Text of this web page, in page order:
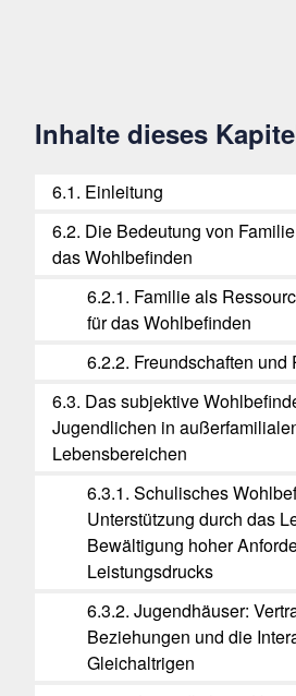
Inhalte dieses
6.1. Einleitung
6.2. Die Bedeutung von
das Wohlbefinden
6.2.1. Familie als
für das Wohlbefinden
6.2.2. Freundschaften
6.3. Das subjektive
Jugendlichen in
Lebensbereichen
6.3.1. Schulisches
Unterstützung durch das
Bewältigung hoher
Leistungsdrucks
6.3.2. Jugendhäuser:
Beziehungen und die
Gleichaltrigen